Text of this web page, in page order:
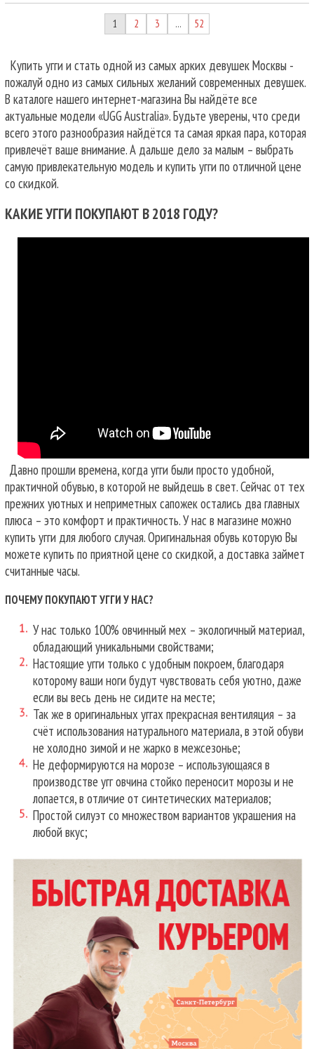
1 2 3 … 52
Купить угги и стать одной из самых арких девушек Москвы -
пожалуй одно из самых сильных желаний современных девушек.
В каталоге нашего интернет-магазина Вы найдёте все
актуальные модели «UGG Australia». Будьте уверены, что среди
всего этого разнообразия найдётся та самая яркая пара, которая
привлечёт ваше внимание. А дальше дело за малым – выбрать
самую привлекательную модель и купить угги по отличной цене
со скидкой.
КАКИЕ УГГИ ПОКУПАЮТ В 2018 ГОДУ?
Давно прошли времена, когда угги были просто удобной,
практичной обувью, в которой не выйдешь в свет. Сейчас от тех
прежних уютных и неприметных сапожек остались два главных
плюса – это комфорт и практичность. У нас в магазине можно
купить угги для любого случая.Оригинальная обувь которую Вы
можете купить по приятной цене со скидкой, а доставка займет
считанные часы.
ПОЧЕМУ ПОКУПАЮТ УГГИ У НАС?
У нас только 100% овчинный мех – экологичный материал,
обладающий уникальными свойствами;
Настоящие угги только с удобным покроем, благодаря
которому ваши ноги будут чувствовать себя уютно, даже
если вы весь день не сидите на месте;
Так же в оригинальных уггах прекрасная вентиляция – за
счёт использования натурального материала, в этой обуви
не холодно зимой и не жарко в межсезонье;
Не деформируются на морозе – использующаяся в
производстве угг овчина стойко переносит морозы и не
лопается, в отличие от синтетических материалов;
Простой силуэт со множеством вариантов украшения на
любой вкус;